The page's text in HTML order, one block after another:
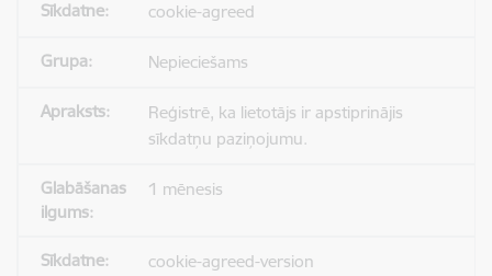
cookie-agreed
Nepieciešams
Reģistrē, ka lietotājs ir apstiprinājis
sīkdatņu paziņojumu.
1 mēnesis
cookie-agreed-version